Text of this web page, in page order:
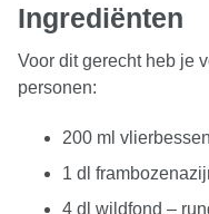
Ingrediënten
Voor dit gerecht heb je
personen:
200 ml
1 dl
4 dl wildfond –